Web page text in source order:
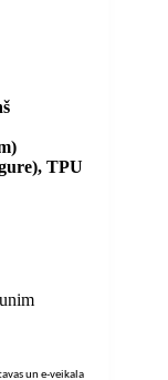
TPU
un e-veikala